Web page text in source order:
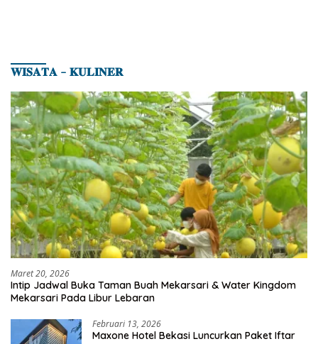
𝐖𝐈𝐒𝐀𝐓𝐀 – 𝐊𝐔𝐋𝐈𝐍𝐄𝐑
Maret 20, 2026
Intip Jadwal Buka Taman Buah Mekarsari & Water Kingdom
Mekarsari Pada Libur Lebaran
Februari 13, 2026
Maxone Hotel Bekasi Luncurkan Paket Iftar